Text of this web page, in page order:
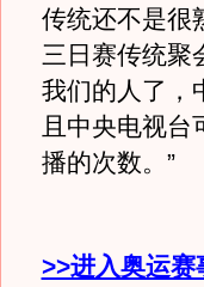
传统还不是很
三日赛传统聚
我们的人了，
且中央电视台
播的次数。”
>>进入奥运